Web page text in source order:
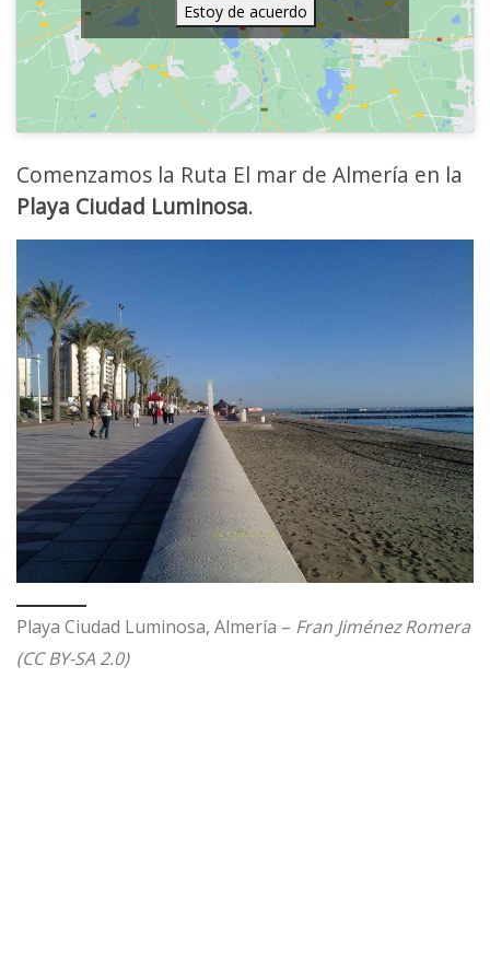
Estoy de acuerdo
Comenzamos la Ruta El mar de Almería en la
Playa Ciudad Luminosa.
Playa Ciudad Luminosa, Almería – Fran Jiménez Romera
(CC BY-SA 2.0)